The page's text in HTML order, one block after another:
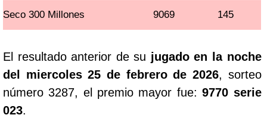
Seco 300 Millones 9069 145
El resultado anterior de su jugado en la noche
del miercoles 25 de febrero de 2026, sorteo
número 3287, el premio mayor fue:9770 serie
023.